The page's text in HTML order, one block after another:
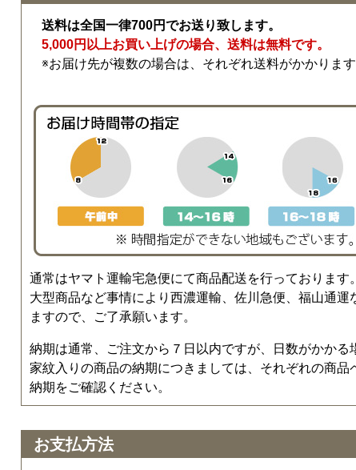
送料は全国一律700円でお送り致します。
5,000円以上お買い上げの場合、送料は無料です。
※お届け先が複数の場合は、それぞれ送料がかかります
通常はヤマト運輸宅急便にて商品配送を行っております。
大型商品など事情により西濃運輸、佐川急便、福山通
ますので、ご了承願います。
納期は通常、ご注文から７日以内ですが、日数がかかる
家紋入りの商品の納期につきましては、それぞれの商品
納期をご確認ください。
お支払方法